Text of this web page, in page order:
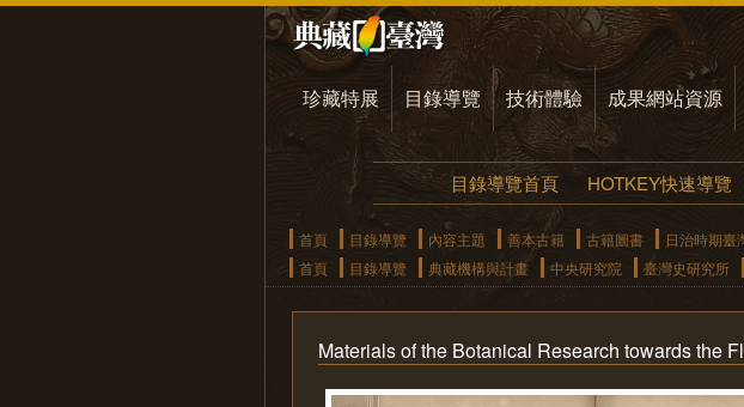
珍藏特展 目錄導覽 技術體驗 成果網站資源
目錄導覽首頁 HOTKEY快速導覽
首頁 目錄導覽 內容主題 善本古籍 古籍圖書 日治時期臺
首頁
目錄導覽 典藏機構與計畫 中央研究院 臺灣史研究所
Materials of the Botanical Research towards the